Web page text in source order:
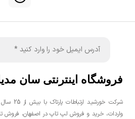
فروشگاه اینترنتی سان
شرکت
واردات، خرید و فروش لپ تاپ در اصفهان، فروش